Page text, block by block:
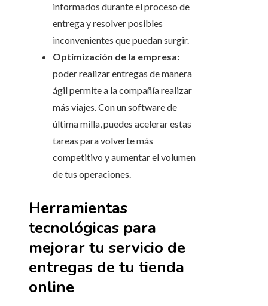
informados durante el proceso de
entrega y resolver posibles
inconvenientes que puedan surgir.
Optimización de la empresa:
poder realizar entregas de manera
ágil permite a la compañía realizar
más viajes. Con un software de
última milla, puedes acelerar estas
tareas para volverte más
competitivo y aumentar el volumen
de tus operaciones.
Herramientas
tecnológicas para
mejorar tu servicio de
entregas de tu tienda
online